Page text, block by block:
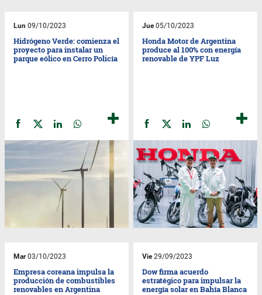
Lun 09/10/2023
Hidrógeno Verde: comienza el
proyecto para instalar un
parque eólico en Cerro Policía
Jue05/10/2023
Honda Motor de Argentina
produce al 100% con energía
renovable de YPF Luz
Mar03/10/2023
Empresa coreana impulsa la
producción de combustibles
renovables en Argentina
Vie29/09/2023
Dow firma acuerdo
estratégico para impulsar la
energía solar en Bahía Blanca